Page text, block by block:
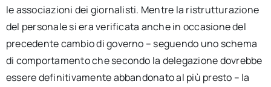
le associazioni dei giornalisti. Mentre la ristrutturazione
del personale si era verificata anche in occasione del
precedente cambio di governo – seguendo uno schema
di comportamento che secondo la delegazione dovrebbe
essere definitivamente abbandonato al più presto – la